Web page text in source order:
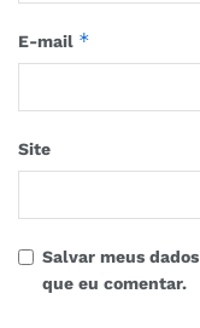
E-mail *
Site
Salvar meus
que eu comentar.